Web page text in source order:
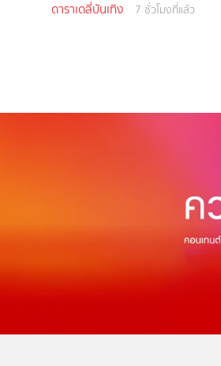
ดาราเดลี่บันเทิง 7 ชั่วโมงที่แล้ว